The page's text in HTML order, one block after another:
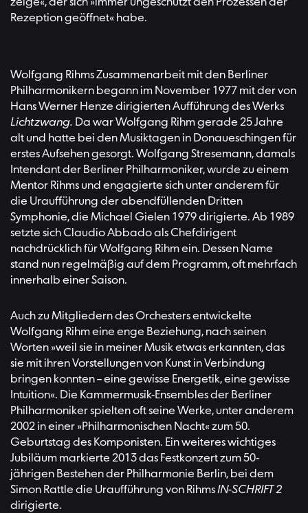
Rezeption geöffnet« habe.
Wolfgang Rihms Zusammenarbeit mit den Berliner
Philharmonikern begann im November 1977 mit der von
Hans Werner Henze dirigierten Aufführung des Werks
Lichtzwang. Da war Wolfgang Rihm gerade 25 Jahre
alt und hatte bei den Musiktagen in Donaueschingen für
erstes Aufsehen gesorgt. Wolfgang Stresemann, damals
Intendant der Berliner Philharmoniker, wurde zu einem
Mentor Rihms und engagierte sich unter anderem für
die Uraufführung der abendfüllenden Dritten
Symphonie, die Michael Gielen 1979 dirigierte. Ab 1989
setzte sich Claudio Abbado als Chefdirigent
nachdrücklich für Wolfgang Rihm ein. Dessen Name
stand nun regelmäßig auf dem Programm, oft mehrfach
innerhalb einer Saison.
Auch zu Mitgliedern des Orchesters entwickelte
Wolfgang Rihm eine enge Beziehung, nach seinen
Worten »weil sie in meiner Musik etwas erkannten, das
sie mit ihren Vorstellungen von Kunst in Verbindung
bringen konnten – eine gewisse Energetik, eine gewisse
Intuition«. Die Kammermusik-Ensembles der Berliner
Philharmoniker spielten oft seine Werke, unter anderem
2002 in einer »Philharmonischen Nacht« zum 50.
Geburtstag des Komponisten. Ein weiteres wichtiges
Jubiläum markierte 2013 das Festkonzert zum 50-
jährigen Bestehen der Philharmonie Berlin, bei dem
Simon Rattle die Uraufführung von RihmsIN-SCHRIFT 2
dirigierte.